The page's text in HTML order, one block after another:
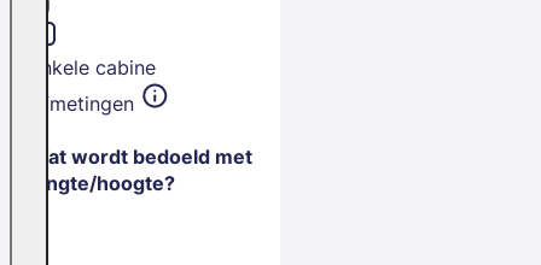
Enkele cabine
Afmetingen
Wat wordt bedoeld met
lengte/hoogte?